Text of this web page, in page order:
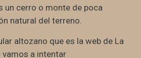
un cerro o monte de poca
natural del terreno.
altozano que es la web de La
vamos a intentar